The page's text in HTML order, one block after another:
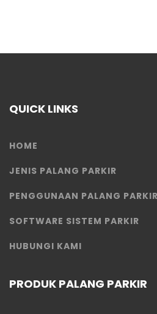
QUICK LINKS
HOME
JENIS PALANG PARKIR
PENGGUNAAN PALANG PARKIR
SOFTWARE SISTEM PARKIR
HUBUNGI KAMI
PRODUK PALANG PARKIR